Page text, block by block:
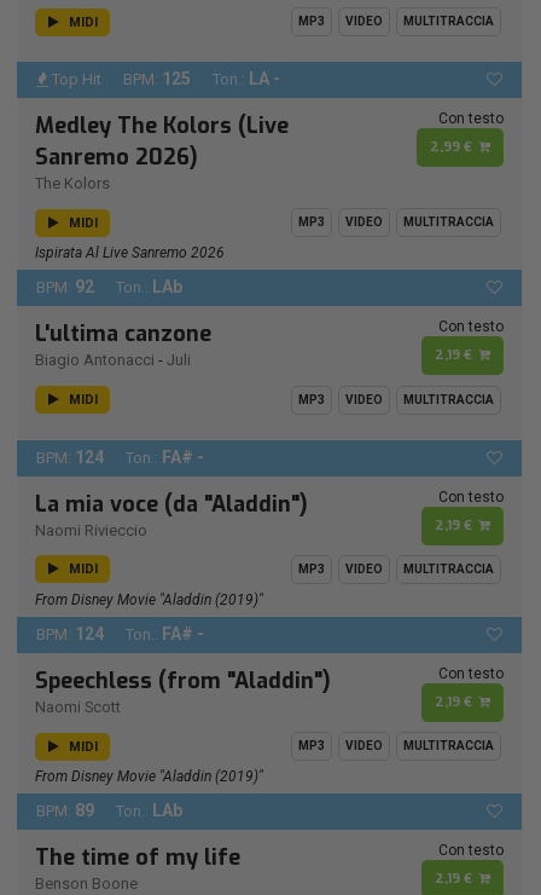
MIDI MP3 VIDEO MULTITRACCIA
Top Hit BPM: 125 Ton.: LA -
Medley The Kolors (Live
Sanremo 2026)
The Kolors
Con testo
2,99 €
MIDI MP3 VIDEO MULTITRACCIA
Ispirata Al Live Sanremo 2026
BPM: 92 Ton.: LAb
L'ultima canzone
Biagio Antonacci - Juli
Con testo
2,19 €
MIDI MP3 VIDEO MULTITRACCIA
BPM: 124 Ton.: FA# -
La mia voce (da "Aladdin")
Naomi Rivieccio
Con testo
2,19 €
MIDI MP3 VIDEO MULTITRACCIA
From Disney Movie "Aladdin (2019)"
BPM: 124 Ton.: FA# -
Speechless (from "Aladdin")
Naomi Scott
Con testo
2,19 €
MIDI MP3 VIDEO MULTITRACCIA
From Disney Movie "Aladdin (2019)"
BPM: 89 Ton.: LAb
The time of my life
Benson Boone
Con testo
2,19 €